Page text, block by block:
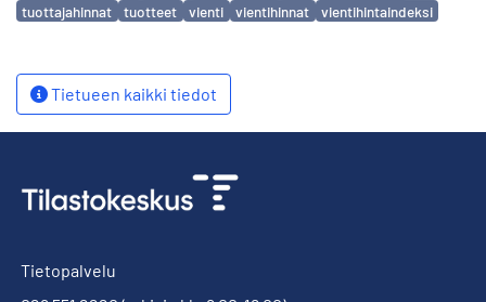
tuottajahinnat
tuotteet vienti vientihinnat vientihintaindeksi
Tietueen kaikki tiedot
Tietopalvelu